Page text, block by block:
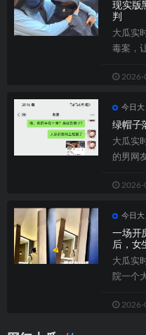
现实版
判
大瓜实
毒案，
2026-
今日大
绿帽子
大瓜实
的男网
2026-
今日大
一场开
后，女
大瓜实
院一个
2026-